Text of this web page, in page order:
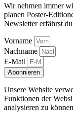
Wir nehmen immer
planen Poster-
Newsletter erfährst
Vorname
Nachname
E-Mail
Abonnieren
Unsere Website
Funktionen der
analysieren zu